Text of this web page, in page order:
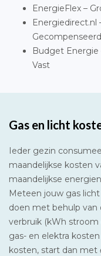
EnergieFlex –
Energiedirect.nl
Budget Energie
Vast
Gas en licht
Ieder gezin
maandelijkse kosten
maandelijkse
Meteen jouw gas
doen met behulp van
verbruik (kWh
gas- en elektra
kosten, start dan met